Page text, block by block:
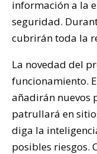
información a la
seguridad.
cubrirán toda la
La novedad del
funcionamiento.
añadirán nuevos
patrullará en
diga la
posibles riesgos.